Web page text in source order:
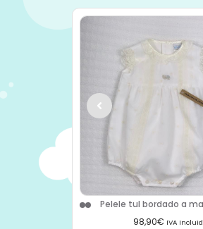
Pelele tul bordado a
98,90€ IVA